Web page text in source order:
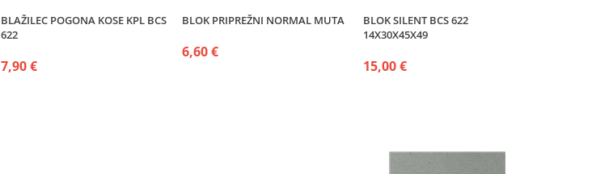
BLAŽILEC POGONA KOSE KPL BCS
622
7,90 €
BLOK PRIPREŽNI NORMAL MUTA
6,60 €
BLOK SILENT BCS 622
14X30X45X49
15,00 €